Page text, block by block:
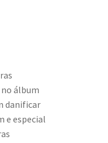
álbum
danificar
e especial